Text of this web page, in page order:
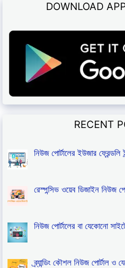
DOWNLOAD
RECENT
নিউজ পোর্টালের ইউজার
রেস্পন্সিভ ওয়েব ডিজাইন নিউজ
নিউজ পোর্টালের বা যেকোনো
ব্র্যান্ডিং কৌশল নিউজ পোর্টাল